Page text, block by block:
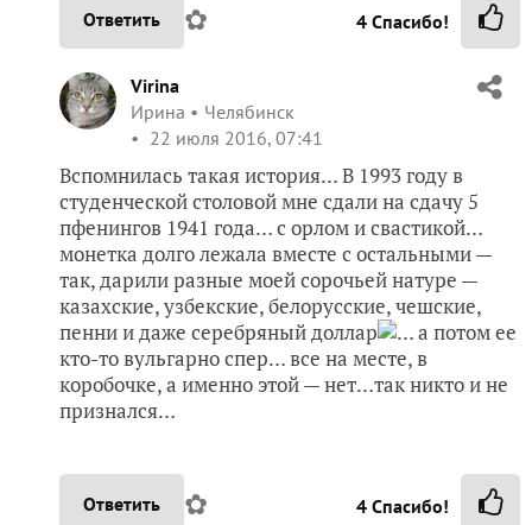
Ответить ✿ 4 Спасибо!
Virina
Ирина
Челябинск
22 июля 2016, 07:41
Вспомнилась такая история… В 1993 году в
студенческой столовой мне сдали на сдачу 5
пфенингов 1941 года… с орлом и свастикой…
монетка долго лежала вместе с остальными —
так, дарили разные моей сорочьей натуре —
казахские, узбекские, белорусские, чешские,
пенни и даже серебряный доллар
… а потом ее
кто-то вульгарно спер… все на месте, в
коробочке, а именно этой — нет…так никто и не
признался…
Ответить ✿ 4 Спасибо!